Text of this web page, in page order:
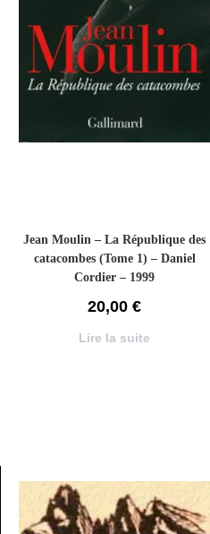
Jean Moulin – La République des
catacombes (Tome 1) – Daniel
Cordier – 1999
20,00 €
Lire la suite